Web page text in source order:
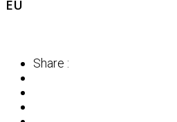
EU
Share :